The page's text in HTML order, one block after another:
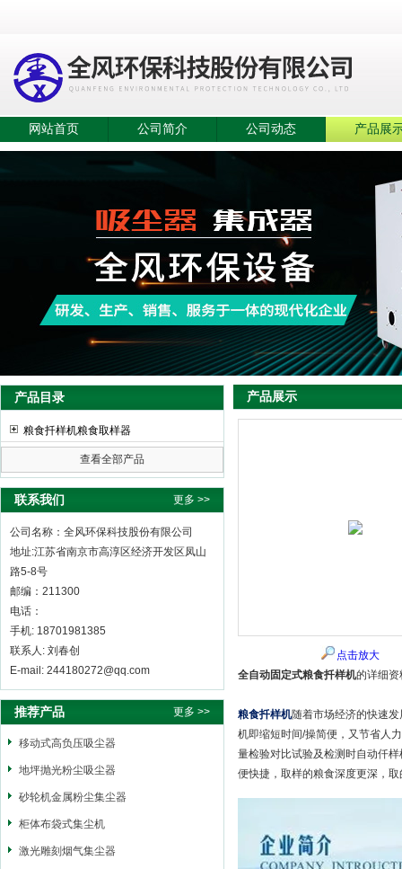
网站首页 公司简介 公司动态 产品展
产品目录
粮食扦样机粮食取样器
查看全部产品
联系我们 更多 >>
公司名称：全风环保科技股份有限公司
地址:江苏省南京市高淳区经济开发区凤山
路5-8号
邮编：211300
电话：
手机: 18701981385
联系人: 刘春创
E-mail: 244180272@qq.com
推荐产品 更多 >>
移动式高负压吸尘器
地坪抛光粉尘吸尘器
砂轮机金属粉尘集尘器
柜体布袋式集尘机
激光雕刻烟气集尘器
产品展示
点击放大
全自动固定式粮食扦样机的详细资
粮食扦样机随着市场经济的快速
机即缩短时间/操简便，又节省人
量检验对比试验及检测时自动仟
便快捷，取样的粮食深度更深，